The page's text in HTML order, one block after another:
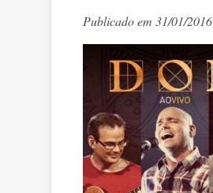
Publicado em 31/01/2016